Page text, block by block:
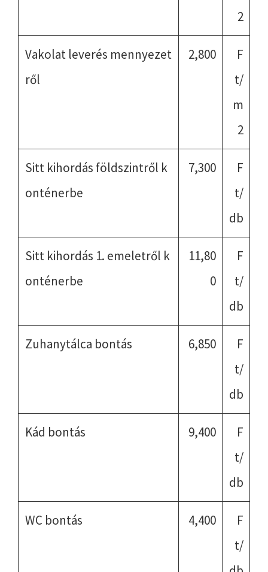
2
Vakolat leverés mennyezet
ről
2,800
F
t/
m
2
Sitt kihordás földszintről k
onténerbe
7,300
F
t/
db
Sitt kihordás 1. emeletről k
onténerbe
11,80
0
F
t/
db
Zuhanytálca bontás 6,850
F
t/
db
Kád bontás 9,400
F
t/
db
WC bontás 4,400
F
t/